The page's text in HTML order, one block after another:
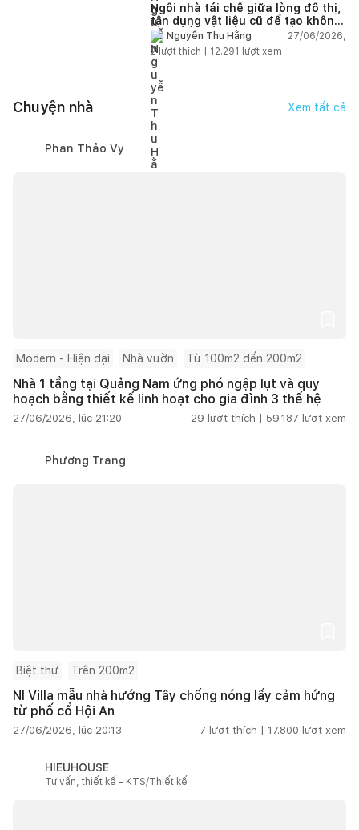
Ngôi nhà tái chế giữa lòng đô thị,
tận dụng vật liệu cũ để tạo không
gian sống linh hoạt
Nguyễn Thu Hằng
27/06/2026,
2lượt thích | 12.291 lượt xem
Chuyện nhà Xem tất cả
Phan Thảo Vy
Modern - Hiện đại Nhà vườn Từ 100m2 đến 200m2
Nhà 1 tầng tại Quảng Nam ứng phó ngập lụt và quy
hoạch bằng thiết kế linh hoạt cho gia đình 3 thế hệ
27/06/2026, lúc 21:20 29 lượt thích | 59.187 lượt xem
Phương Trang
Biệt thự Trên 200m2
NI Villa mẫu nhà hướng Tây chống nóng lấy cảm hứng
từ phố cổ Hội An
27/06/2026, lúc 20:13 7 lượt thích | 17.800 lượt xem
HIEUHOUSE
Tư vấn, thiết kế - KTS/Thiết kế